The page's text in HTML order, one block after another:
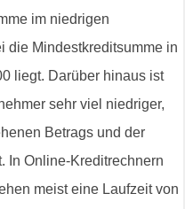
im niedrigen
die Mindestkreditsumme in
liegt. Darüber hinaus ist
sehr viel niedriger,
Betrags und der
In Online-Kreditrechnern
meist eine Laufzeit von